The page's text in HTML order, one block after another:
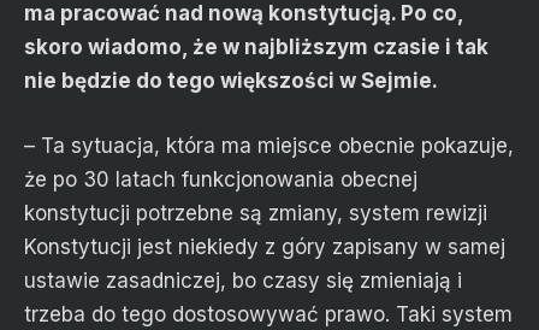
ma pracować nad nową konstytucją. Po co,
skoro wiadomo, że w najbliższym czasie i tak
nie będzie do tego większości w Sejmie.
– Ta sytuacja, która ma miejsce obecnie pokazuje,
że po 30 latach funkcjonowania obecnej
konstytucji potrzebne są zmiany, system rewizji
Konstytucji jest niekiedy z góry zapisany w samej
ustawie zasadniczej, bo czasy się zmieniają i
trzeba do tego dostosowywać prawo. Taki system